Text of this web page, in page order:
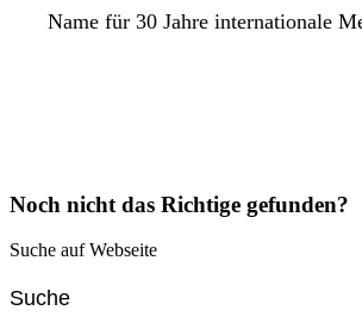
Name für 30 Jahre internationale
Noch nicht das Richtige gefunden?
Suche auf Webseite